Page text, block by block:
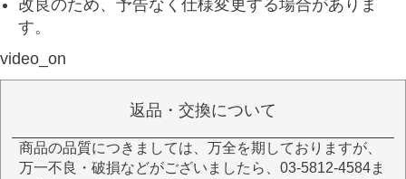
改良のため、予告なく仕様変更する場合がありま
す。
video_on
返品・交換について
商品の品質につきましては、万全を期しておりますが、
万一不良・破損などがございましたら、03-5812-4584ま